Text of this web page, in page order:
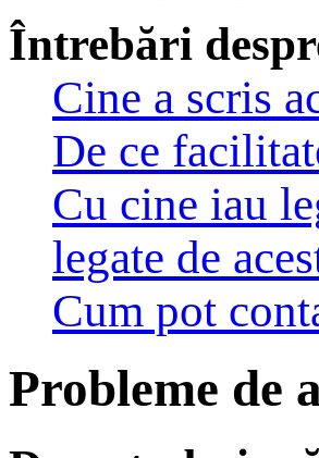
Întrebări
Cine a scris
De ce
Cu cine iau
legate de
Cum pot
Probleme de